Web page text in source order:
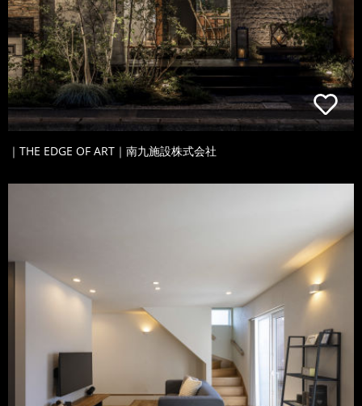
｜THE EDGE OF ART｜南九施設株式会社